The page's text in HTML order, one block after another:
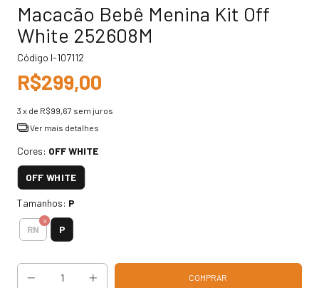
Macacão Bebê Menina Kit Off
White 252608M
Código I-107112
R$299,00
3 x de R$99,67 sem juros
Ver mais detalhes
Cores: OFF WHITE
OFF WHITE
Tamanhos: P
RN P